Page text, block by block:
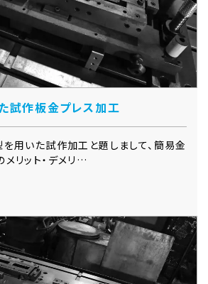
試作板金プレス加工
用いた試作加工と題しまして、簡易金
リット・デメリ…